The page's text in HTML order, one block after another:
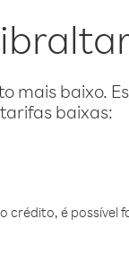
baixo.
baixas:
crédito, é possível